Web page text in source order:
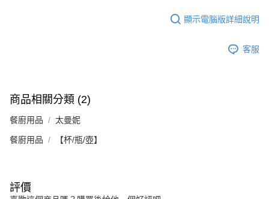
顯示電腦版詳細說明
客服
商品相關分類 (2)
餐廚用品 太曼妮
餐廚用品 【杯/瓶/壺】
評價